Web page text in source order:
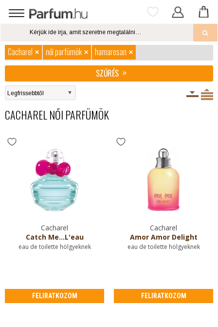
Cacharel női parfümök
hamarosan
SZŰRÉS
CACHAREL NŐI PARFÜMÖK
Cacharel
Catch Me...L'eau
eau de toilette hölgyeknek
FELIRATKOZOM
Cacharel
Amor Amor Delight
eau de toilette hölgyeknek
FELIRATKOZOM